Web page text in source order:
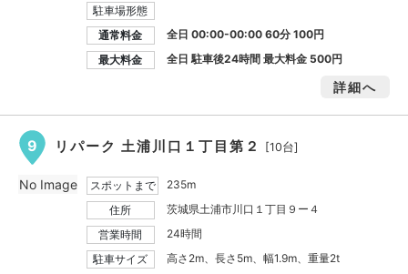
駐車場形態
通常料金
全日 00:00-00:00 60分 100円
最大料金
全日 駐車後24時間 最大料金 500円
詳細へ
9 リパーク 土浦川口１丁目第２ [10台]
スポットまで
235m
住所
茨城県土浦市川口１丁目９ー４
営業時間
24時間
駐車サイズ
高さ2m、長さ5m、幅1.9m、重量2t
No Image